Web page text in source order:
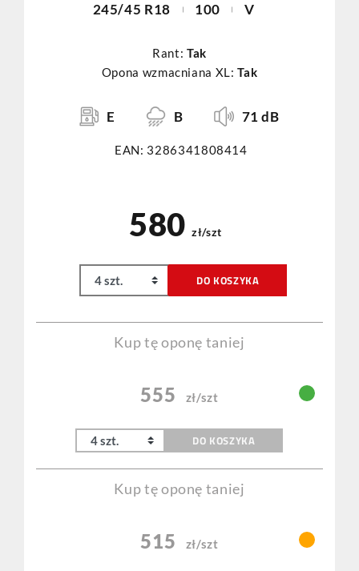
245/45 R18 100 V
Rant: Tak
Opona wzmacniana XL:Tak
E B 71 dB
EAN: 3286341808414
580 zł/szt
DO KOSZYKA
Kup tę oponę taniej
555 zł/szt
DO KOSZYKA
Kup tę oponę taniej
515 zł/szt